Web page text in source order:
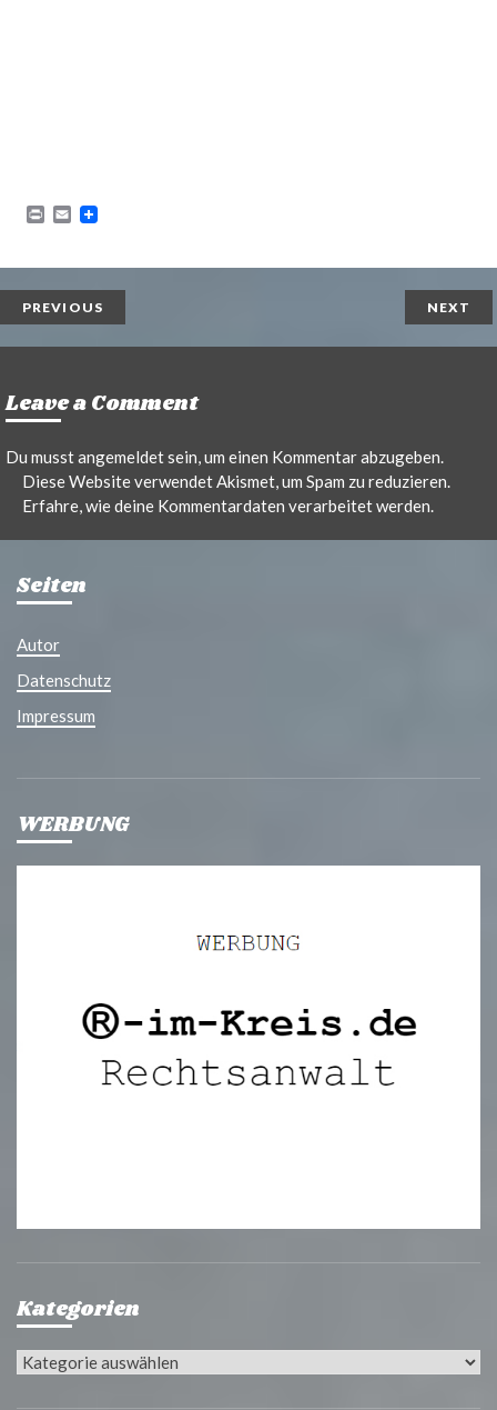
P
n
t
E
i
l
PREVIOUS NEXT
Leave a Comment
Du musstangemeldetsein, um einen Kommentar abzugeben.
Diese Website verwendet Akismet, um Spam zu reduzieren.
Erfahre, wie deine Kommentardaten verarbeitet werden.
Seiten
Autor
Datenschutz
Impressum
WERBUNG
Kategorien
Kategorien